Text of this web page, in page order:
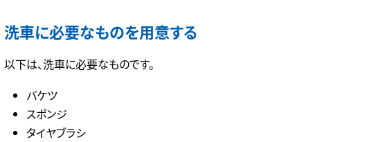
洗車に必要なものを用意する
以下は、洗車に必要なものです。
バケツ
スポンジ
タイヤブラシ